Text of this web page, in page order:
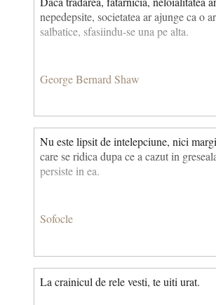
nepedepsite, societatea ar ajunge ca o
salbatice, sfasiindu-se una pe alta.
George Bernard Shaw
Nu este lipsit de intelepciune, nici
care se ridica dupa ce a cazut in
persiste in ea.
Sofocle
La crainicul de rele vesti, te uiti urat.